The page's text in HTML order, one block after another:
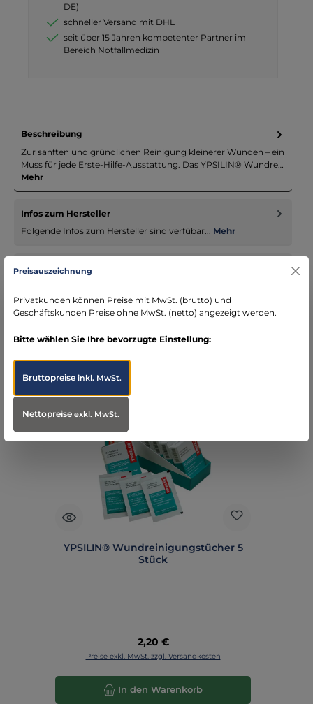
DE)
schneller Versand mit DHL
seit über 15 Jahren kompetenter Partner im
Bereich Notfallmedizin
Beschreibung
Zur sanften und gründlichen Reinigung kleinerer Wunden – ein
Muss für jede Erste-Hilfe-Ausstattung. Das YPSILIN® Wundre…
Mehr
Infos zum Hersteller
Folgende Infos zum Hersteller sind verfübar... Mehr
Bewertungen
YPSILIN® Wundreinigungstücher 5
Stück
Regulärer Preis:
2,20 €
Preise exkl. MwSt. zzgl. Versandkosten
In den Warenkorb
Preisauszeichnung
Privatkunden können Preise mit MwSt. (brutto) und
Geschäftskunden Preise ohne MwSt. (netto) angezeigt werden.
Bitte wählen Sie Ihre bevorzugte Einstellung:
Bruttopreiseinkl. MwSt.
Nettopreiseexkl. MwSt.